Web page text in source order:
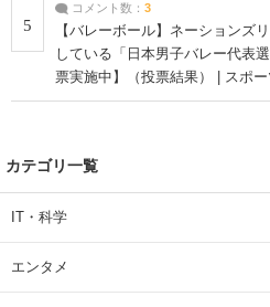
5
コメント数： 3
【バレーボール】ネーションズ
している「日本男子バレー代表
票実施中】（投票結果） | スポ
カテゴリ一覧
IT・科学
エンタメ